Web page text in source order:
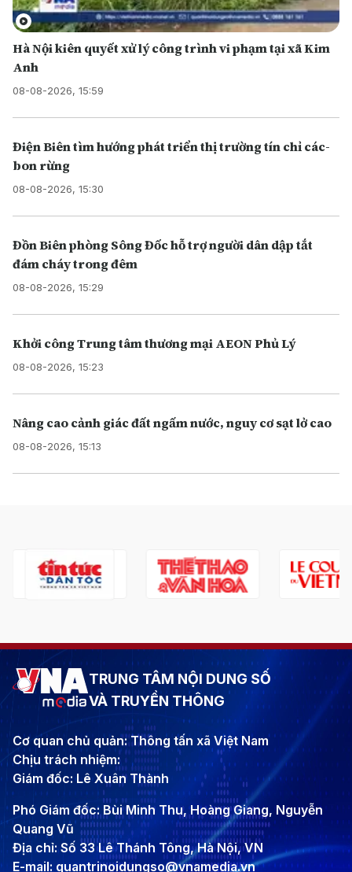
Hà Nội kiên quyết xử lý công trình vi phạm tại xã Kim
Anh
08-08-2026, 15:59
Điện Biên tìm hướng phát triển thị trường tín chỉ các-
bon rừng
08-08-2026, 15:30
Đồn Biên phòng Sông Đốc hỗ trợ người dân dập tắt
đám cháy trong đêm
08-08-2026, 15:29
Khởi công Trung tâm thương mại AEON Phủ Lý
08-08-2026, 15:23
Nâng cao cảnh giác đất ngấm nước, nguy cơ sạt lở cao
08-08-2026, 15:13
TRUNG TÂM NỘI DUNG SỐ
VÀ TRUYỀN THÔNG
Cơ quan chủ quản: Thông tấn xã Việt Nam
Chịu trách nhiệm:
Giám đốc: Lê Xuân Thành
Phó Giám đốc: Bùi Minh Thu, Hoàng Giang, Nguyễn
Quang Vũ
Địa chỉ: Số 33 Lê Thánh Tông, Hà Nội, VN
E-mail: quantrinoidungso@vnamedia.vn